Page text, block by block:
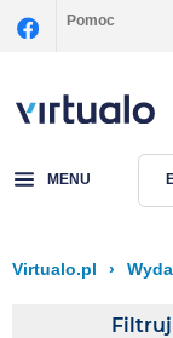
Pomoc
MENU
Virtualo.pl ›
Filtruj